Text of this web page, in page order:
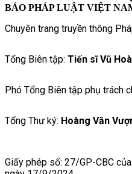
BÁO PHÁP LUẬT VIỆT
Chuyên trang truyền thông
Tổng Biên tập: Tiến sĩ Vũ
Phó Tổng Biên tập phụ trách
Tổng Thư ký: Hoàng Văn
Giấy phép số: 27/GP-CBC